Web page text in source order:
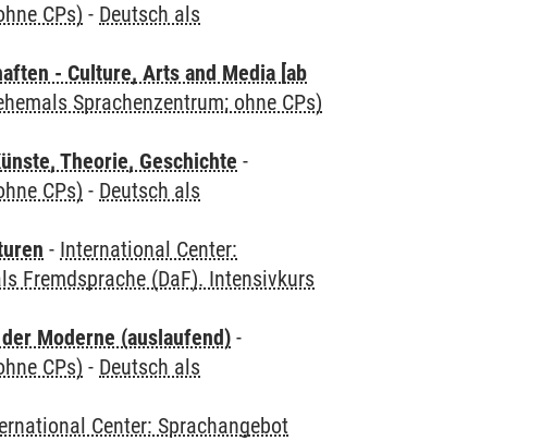
CPs) - Deutsch als
- Culture, Arts and Media [ab
Sprachenzentrum; ohne CPs)
Theorie, Geschichte -
CPs) - Deutsch als
- International Center:
Fremdsprache (DaF). Intensivkurs
Moderne (auslaufend) -
CPs) - Deutsch als
Center: Sprachangebot